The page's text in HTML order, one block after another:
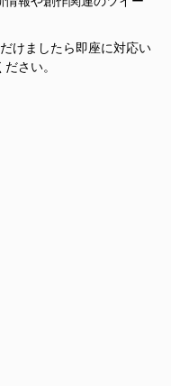
けましたら即座に対応い
さい。